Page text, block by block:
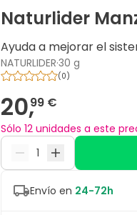
Naturlider
Ayuda a mejorar el
NATURLIDER·30 g
(0)
20,99 €
Sólo 12 unidades a este
Envío en 24-72h